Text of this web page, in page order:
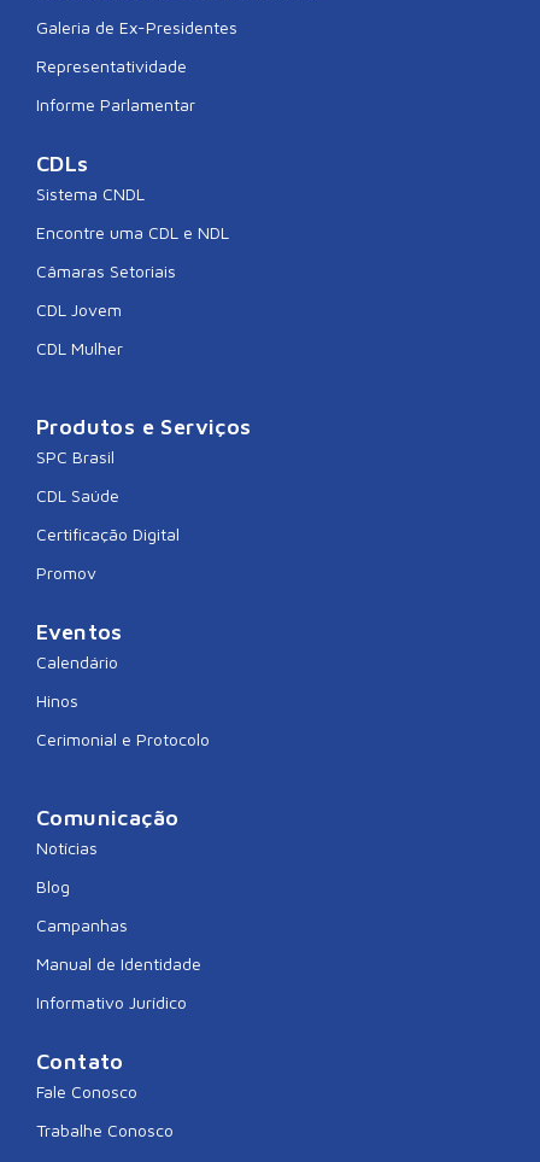
Galeria de Ex-Presidentes
Representatividade
Informe Parlamentar
CDLs
Sistema CNDL
Encontre uma CDL e NDL
Câmaras Setoriais
CDL Jovem
CDL Mulher
Produtos e Serviços
SPC Brasil
CDL Saúde
Certificação Digital
Promov
Eventos
Calendário
Hinos
Cerimonial e Protocolo
Comunicação
Notícias
Blog
Campanhas
Manual de Identidade
Informativo Jurídico
Contato
Fale Conosco
Trabalhe Conosco